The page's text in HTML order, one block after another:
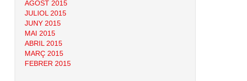
AGOST 2015
JULIOL 2015
JUNY 2015
MAI 2015
ABRIL 2015
MARÇ 2015
FEBRER 2015